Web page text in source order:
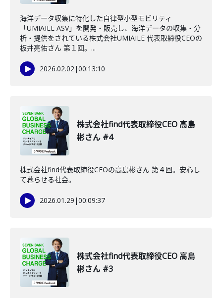
海洋データ収集に特化した自律型小型モビリティ
「UMIAILE ASV」を開発・販売し、海洋データの収集・分
析・提供をされている株式会社UMIAILE 代表取締役CEOの
板井亮佑さん 第１回。...
2026.02.02|00:13:10
株式会社find代表取締役CEO 高島
彬さん #4
株式会社find代表取締役CEOの高島彬さん 第４回。安心し
て暮らせる社会。
2026.01.29 |00:09:37
株式会社find代表取締役CEO 高島
彬さん #3